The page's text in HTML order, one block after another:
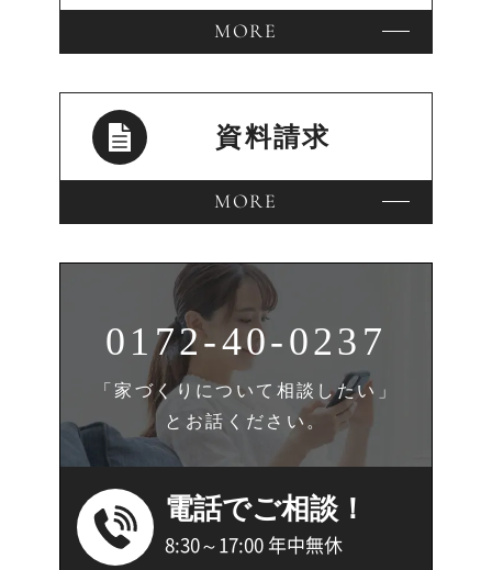
MORE
資料請求
MORE
電話でご相談！
8:30～17:00 年中無休
0172-40-0237
「家づくりについて相談したい」
とお話ください。